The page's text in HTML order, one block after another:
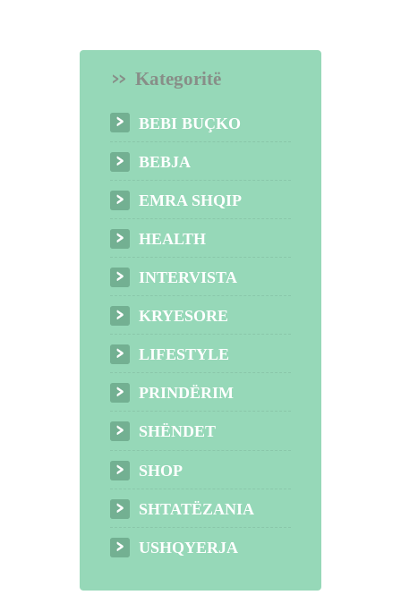
Kategoritë
BEBI BUÇKO
BEBJA
EMRA SHQIP
HEALTH
INTERVISTA
KRYESORE
LIFESTYLE
PRINDËRIM
SHËNDET
SHOP
SHTATËZANIA
USHQYERJA